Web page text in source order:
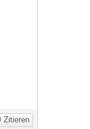
Zitieren